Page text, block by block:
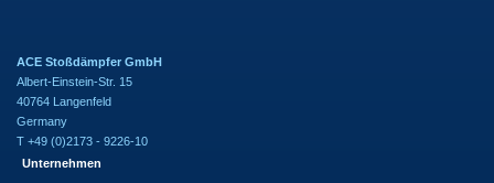
ACE Stoßdämpfer GmbH
Albert-Einstein-Str. 15
40764 Langenfeld
Germany
T +49 (0)2173 - 9226-10
Unternehmen